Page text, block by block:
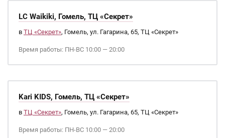
LC Waikiki, Гомель, ТЦ «Секрет»
в ТЦ «Секрет», Гомель, ул. Гагарина, 65, ТЦ «Секрет»
Время работы: ПН-ВС 10:00 — 20:00
Kari KIDS, Гомель, ТЦ «Секрет»
в ТЦ «Секрет», Гомель, ул. Гагарина, 65, ТЦ «Секрет»
Время работы: ПН-ВС 10:00 — 20:00